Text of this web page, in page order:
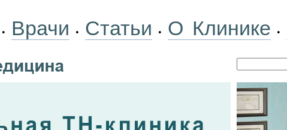
• Врачи • Статьи • О Клинике •